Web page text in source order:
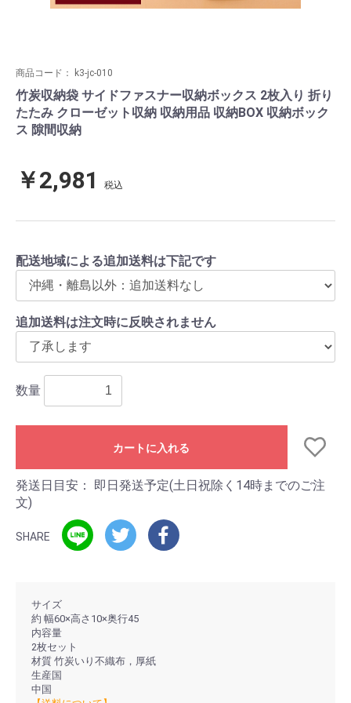
商品コード： k3-jc-010
竹炭収納袋 サイドファスナー収納ボックス 2枚入り 折り
たたみ クローゼット収納 収納用品 収納BOX 収納ボック
ス 隙間収納
￥2,981 税込
配送地域による追加送料は下記です
追加送料は注文時に反映されません
数量
カートに入れる
発送日目安：
即日発送予定(土日祝除く14時までのご注
文)
SHARE
サイズ
約 幅60×高さ10×奥行45
内容量
2枚セット
材質 竹炭いり不織布，厚紙
生産国
中国